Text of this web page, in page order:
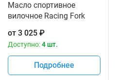
Масло спортивное
вилочное Racing Fork
1 литр
от 3 025 ₽
Доступно:4 шт.
Подробнее